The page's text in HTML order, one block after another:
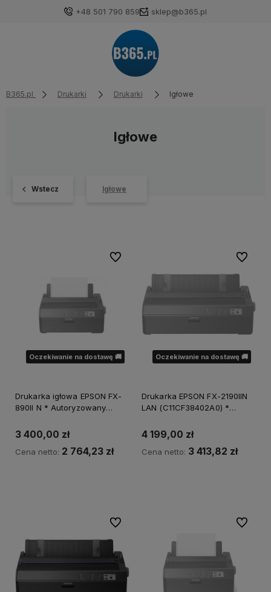
+48 501 790 859 sklep@b365.pl
B365.pl Drukarki Drukarki Igłowe
Igłowe
Wstecz Igłowe
Oczekiwanie na dostawę 🚚
Drukarka igłowa EPSON FX-
890II N * Autoryzowany
Natychmiastowa wysyłka
3 400,00 zł
Cena netto: 2 764,23 zł
Do ulubionych
Oczekiwanie na dostawę 🚚
Drukarka EPSON FX-2190IIN
LAN (C11CF38402A0) *
* Natychmiastowa wysyłka
4 199,00 zł
Cena netto: 3 413,82 zł
Do
Do ulubionych Do